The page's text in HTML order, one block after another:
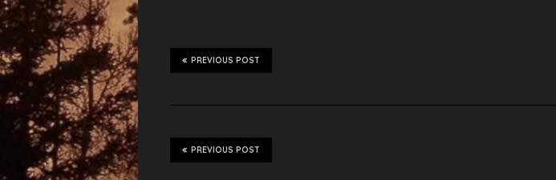
PREVIOUS POST
PREVIOUS POST